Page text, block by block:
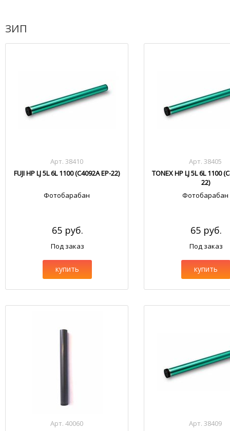
ЗИП
Арт. 38410
FUJI HP LJ 5L 6L 1100 (C4092A EP-22)
Фотобарабан
65 руб.
Под заказ
купить
Арт. 38405
TONEX HP LJ 5L 6L 1100
22)
Фотобарабан
65 руб.
Под заказ
купить
Арт. 40060
Арт. 38409